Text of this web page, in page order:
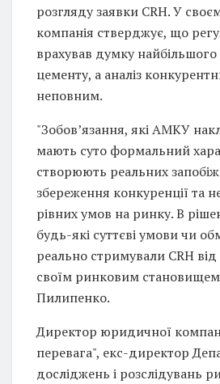
розгляду заявки CRH. У
компанія стверджує, що
врахував думку
цементу, а аналіз
неповним.
"Зобов’язання, які АМКУ
мають суто формальний
створюють реальних
збереження конкуренції та
рівних умов на ринку. В
будь-які суттєві умови чи
реально стримували CRH
своїм ринковим
Пилипенко.
Директор юридичної
перевага", екс-директор
досліджень і розслідувань